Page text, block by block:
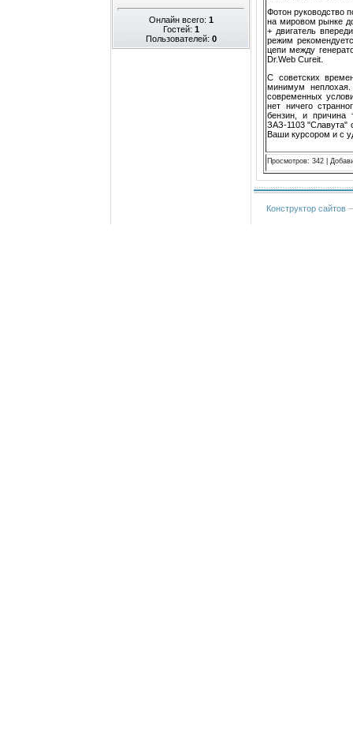
Онлайн всего: 1
Гостей: 1
Пользователей: 0
Фотон руководство
на мировом рынке
+ двигатель
режим
цепи между
Dr.Web Cureit.
С советских
минимум
современных
нет ничего
бензин, и причина
ЗАЗ-1103 "Славута"
Ваши курсором и с
Просмотров: 342
Конструктор сайтов